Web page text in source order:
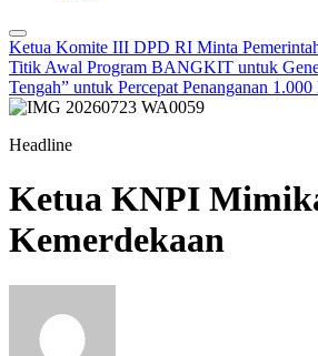
Ketua Komite III DPD RI Minta
Titik Awal Program BANGKIT untuk
Tengah” untuk Percepat Penanganan
Headline
Ketua KNPI
Kemerdekaan